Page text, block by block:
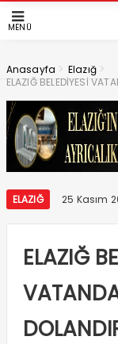
MENÜ
Anasayfa > Elazığ >
ELAZIĞ BELEDİYESİ
ELAZIĞ 25 Kasım
ELAZIĞ